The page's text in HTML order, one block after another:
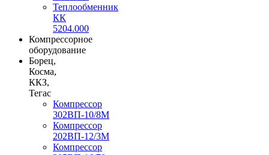
Теплообменник
КК
5204.000
Компрессорное
оборудование
Борец,
Косма,
ККЗ,
Тегас
Компрессор
302ВП-10/8М
Компрессор
202ВП-12/3М
Компрессор